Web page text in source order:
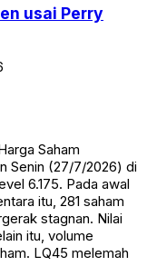
usai Perry
Saham
Senin (27/7/2026) di
6.175. Pada awal
itu, 281 saham
stagnan. Nilai
itu, volume
LQ45 melemah